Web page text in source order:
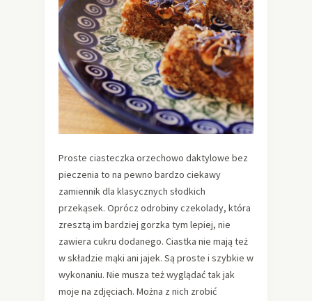
Proste ciasteczka orzechowo daktylowe bez
pieczenia to na pewno bardzo ciekawy
zamiennik dla klasycznych słodkich
przekąsek. Oprócz odrobiny czekolady, która
zresztą im bardziej gorzka tym lepiej, nie
zawiera cukru dodanego. Ciastka nie mają też
w składzie mąki ani jajek. Są proste i szybkie w
wykonaniu. Nie musza też wyglądać tak jak
moje na zdjęciach. Można z nich zrobić